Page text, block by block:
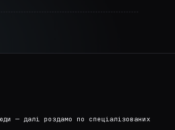
— далі роздамо по спеціалізованих